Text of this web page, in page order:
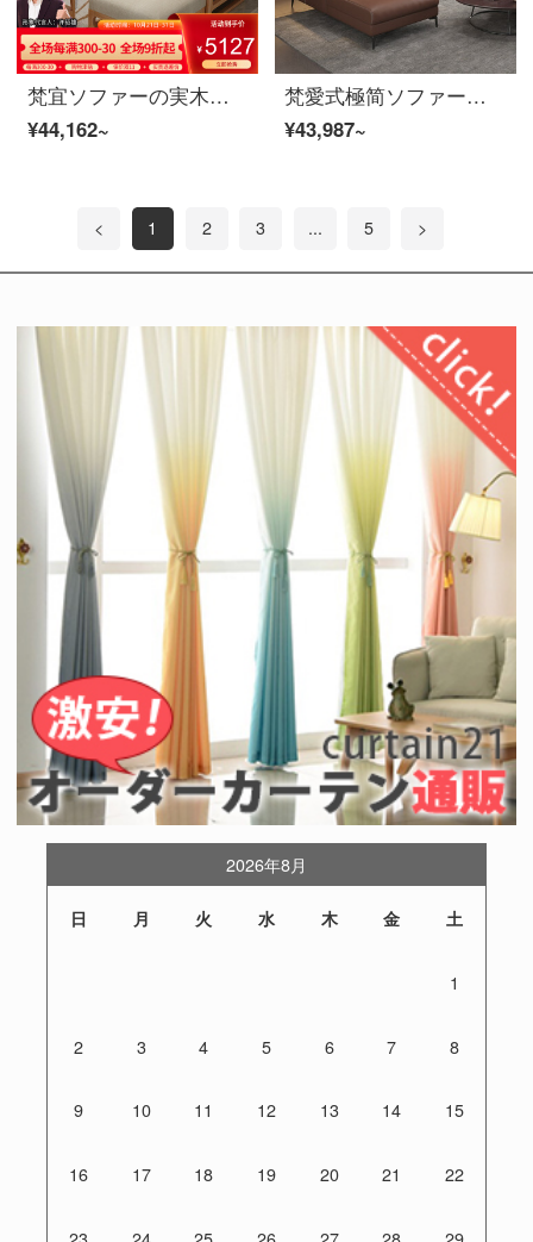
梵宜ソファーの実木ソファの新しい中国式シングルルームの貴妃の角を回転する布芸ソファーの大きさの戸型1+2+3セットのリビングルームの逸品家具【セット】1+1+3セットの胡桃色
¥44,162~
梵愛式極简ソファー北欧軽奢科学技術三防皮ソファセット現代皮芸ソファー家具ペア+シングル+貴妃ブラウン
¥43,987~
< 1 2 3 ... 5 >
2026年8月
日 月 火 水 木 金 土
1
2 3 4 5 6 7 8
9 10 11 12 13 14 15
16 17 18 19 20 21 22